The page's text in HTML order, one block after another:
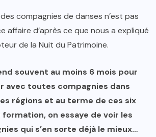
compagnies de danses n’est pas
affaire d’après ce que nous a expliqué
de la Nuit du Patrimoine.
souvent au moins 6 mois pour
avec toutes compagnies dans
régions et au terme de ces six
formation, on essaye de voir les
qui s’en sorte déjà le mieux…